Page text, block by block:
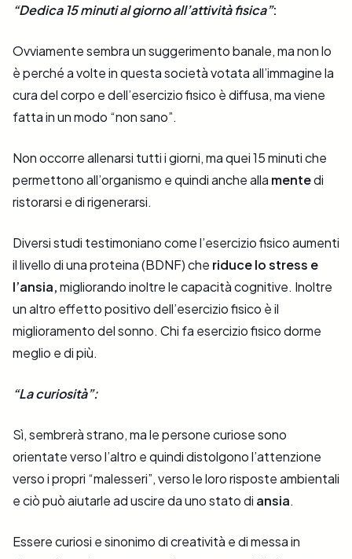
“Dedica 15 minuti al giorno all’attività fisica”:
Ovviamente sembra un suggerimento banale, ma non lo
è perché a volte in questa società votata all’immagine la
cura del corpo e dell’esercizio fisico è diffusa, ma viene
fatta in un modo “non sano”.
Non occorre allenarsi tutti i giorni, ma quei 15 minuti che
permettono all’organismo e quindi anche alla mentedi
ristorarsi e di rigenerarsi.
Diversi studi testimoniano come l’esercizio fisico aumenti
il livello di una proteina (BDNF) che riduce lo stress e
l’ansia,migliorando inoltre le capacità cognitive. Inoltre
un altro effetto positivo dell’esercizio fisico è il
miglioramento del sonno. Chi fa esercizio fisico dorme
meglio e di più.
“La curiosità”:
Sì, sembrerà strano, ma le persone curiose sono
orientate verso l’altro e quindi distolgono l’attenzione
verso i propri “malesseri”, verso le loro risposte ambientali
e ciò può aiutarle ad uscire da uno stato di ansia.
Essere curiosi e sinonimo di creatività e di messa in